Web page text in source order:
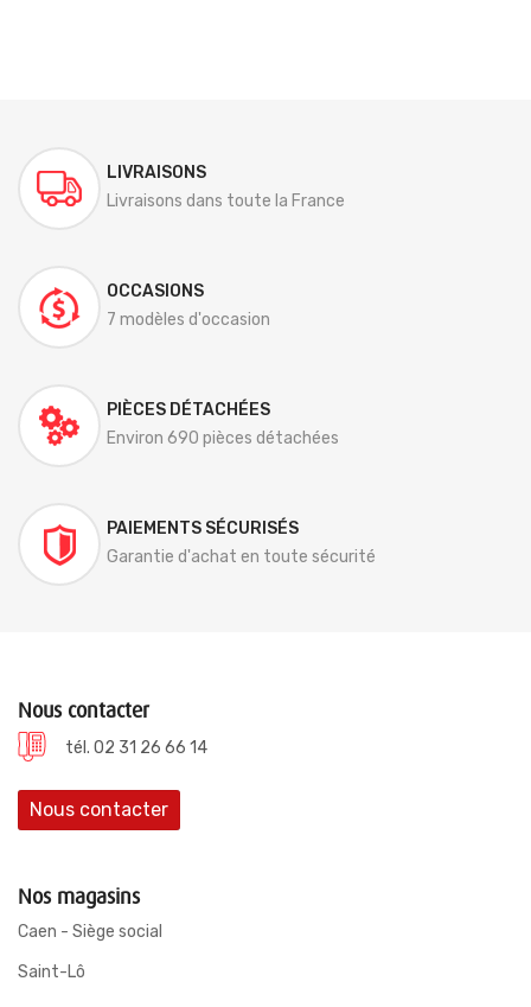
LIVRAISONS
Livraisons dans toute la France
OCCASIONS
7 modèles d'occasion
PIÈCES DÉTACHÉES
Environ 690 pièces détachées
PAIEMENTS SÉCURISÉS
Garantie d'achat en toute sécurité
Nous contacter
tél. 02 31 26 66 14
Nous contacter
Nos magasins
Caen - Siège social
Saint-Lô